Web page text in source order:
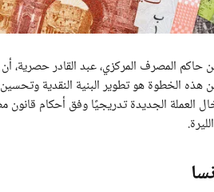
عن حاكم المصرف المركزي، عبد القادر
الخطوة هو تطوير البنية النقدية وتحسين